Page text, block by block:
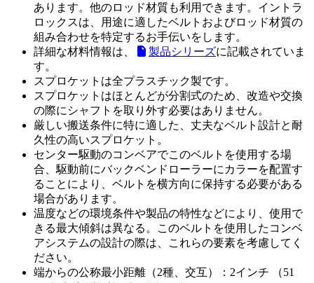
あります。他のロッド材質も利用できます。イントラ
ロックスは、用途に適したベルトおよびロッド材質の
組み合わせを特定するお手伝いをします。
詳細な材料情報は、
製品シリーズに記載されていま
す。
スプロケットは全プラスチック製です。
スプロケットはほとんどが分割式のため、改造や交換
の際にシャフトを取り外す必要はありません。
厳しい搬送条件に特に適した、丈夫なベルト設計と耐
久性の高いスプロケット。
センター駆動のコンベアでこのベルトを使用する場
合、駆動前にバックベンドローラーにカラーを配置す
ることにより、ベルトを横方向に保持する必要がある
場合があります。
温度などの環境条件や製品の特性などにより、使用で
きる最大傾斜は異なる。このベルトを使用したコンベ
アシステムの設計の際は、これらの要素を考慮してく
ださい。
端からの公称最小距離（2種、交互）：2インチ （51